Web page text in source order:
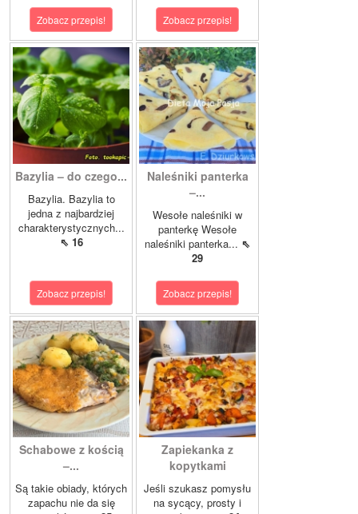
Zobacz przepis! Zobacz przepis!
Bazylia – do czego...
Bazylia. Bazylia to
jedna z najbardziej
charakterystycznych...
⇖ 16
Zobacz przepis!
Naleśniki panterka
–...
Wesołe naleśniki w
panterkę Wesołe
naleśniki panterka... ⇖
29
Zobacz przepis!
Schabowe z kością
–...
Są takie obiady, których
zapachu nie da się
Zapiekanka z
kopytkami
Jeśli szukasz pomysłu
na sycący, prosty i